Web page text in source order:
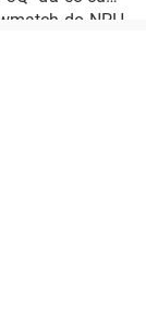
do NPH